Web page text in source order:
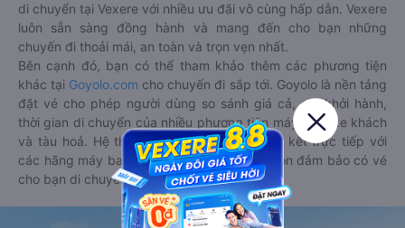
di chuyển tại Vexere với nhiều ưu đãi vô cùng hấp dẫn. Vexere
luôn sẵn sàng đồng hành và mang đến cho bạn những
chuyến đi thoải mái, an toàn và trọn vẹn nhất.
Bên cạnh đó, bạn có thể tham khảo thêm các phương tiện
khác tại Goyolo.com cho chuyến đi sắp tới. Goyolo là nền tảng
đặt vé cho phép người dùng so sánh giá cả, giờ khởi hành,
thời gian di chuyển của nhiều phương tiện máy bay, xe khách
và tàu hoả. Hệ thống của Goyolo được liên kết trực tiếp với
các hãng máy bay, xe khách và tàu hoả, luôn đảm bảo có vé
cho bạn di chuyển.